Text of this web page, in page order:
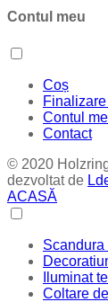
Contul meu
Coș
Contul
Contact
© 2020
dezvoltat de
ACASĂ
Scandura
Iluminat
Coltare